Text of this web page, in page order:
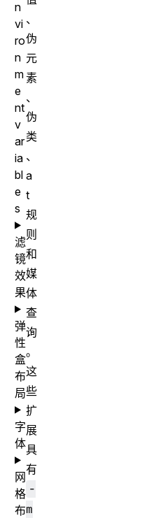
、
伪
元
素
、
伪
类
、
a
t
规
则
和
媒
体
查
询
。
这
些
扩
展
具
有
-
m
n
vi
ro
n
m
e
nt
v
ar
ia
bl
e
s
滤
镜
效
果
弹
性
盒
布
局
字
体
网
格
布